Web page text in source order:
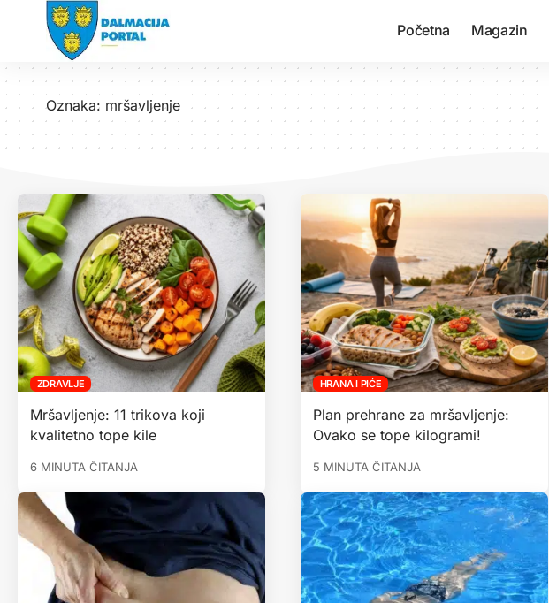
Početna Magazin
Oznaka: mršavljenje
ZDRAVLJE
Mršavljenje: 11 trikova koji
kvalitetno tope kile
6 MINUTA ČITANJA
HRANA I PIĆE
Plan prehrane za mršavljenje:
Ovako se tope kilogrami!
5 MINUTA ČITANJA